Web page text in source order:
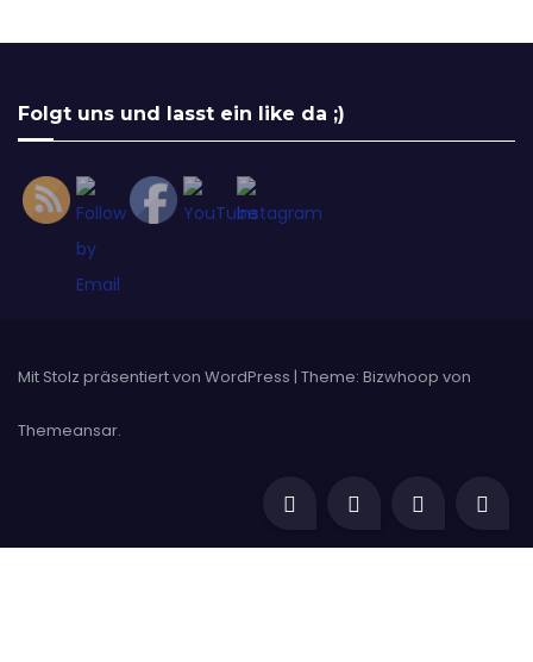
Folgt uns und lasst ein like da ;)
Set Youtube Channel ID
Mit Stolz präsentiert von WordPress | Theme: Bizwhoop von
Themeansar.